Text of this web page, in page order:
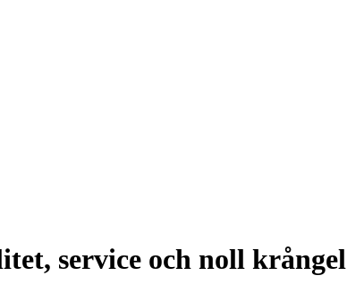
service och noll krångel